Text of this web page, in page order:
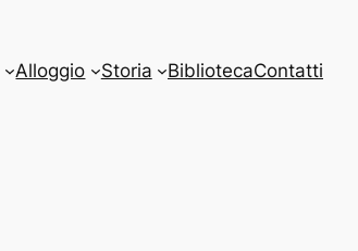
Alloggio Storia BibliotecaContatti